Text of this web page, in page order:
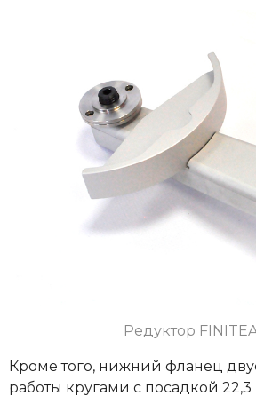
Редуктор
Кроме того, нижний фланец
работы кругами с посадкой 22,3